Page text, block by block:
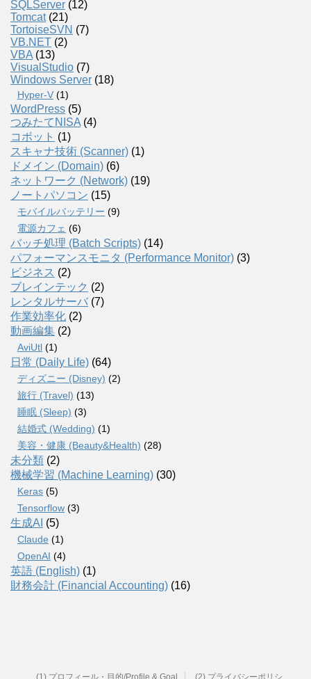
SQLServer (12)
Tomcat(21)
TortoiseSVN (7)
VB.NET (2)
VBA (13)
VisualStudio (7)
Windows Server (18)
Hyper-V (1)
WordPress (5)
つみたてNISA (4)
コボット (1)
スキャナ技術 (Scanner) (1)
ドメイン (Domain) (6)
ネットワーク (Network) (19)
ノートパソコン (15)
モバイルバッテリー (9)
電源カフェ (6)
バッチ処理 (Batch Scripts) (14)
パフォーマンスモニタ (Performance Monitor) (3)
ビジネス (2)
ブレインテック (2)
レンタルサーバ (7)
作業効率化 (2)
動画編集 (2)
AviUtl (1)
日常 (Daily Life) (64)
ディズニー (Disney) (2)
旅行 (Travel) (13)
睡眠 (Sleep) (3)
結婚式 (Wedding) (1)
美容・健康 (Beauty&Health) (28)
未分類 (2)
機械学習 (Machine Learning) (30)
Keras (5)
Tensorflow (3)
生成AI (5)
Claude (1)
OpenAI (4)
英語 (English) (1)
財務会計 (Financial Accounting) (16)
(1) プロフィール・目的/Profile & Goal (2) プライバシーポリシ